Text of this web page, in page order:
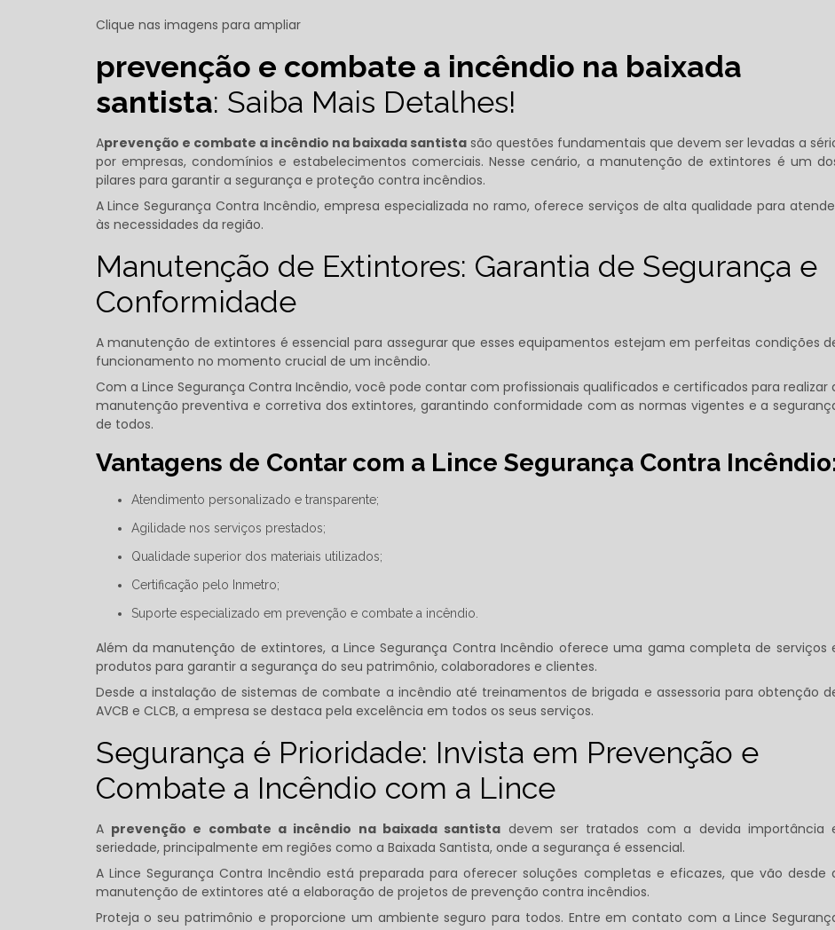
Clique nas imagens para ampliar
prevenção e combate a incêndio​ na baixada
santista: Saiba Mais Detalhes!
Aprevenção e combate a incêndio​ na baixada santistasão questões fundamentais que devem ser levadas a
por empresas, condomínios e estabelecimentos comerciais. Nesse cenário, a manutenção de extintores é um
pilares para garantir a segurança e proteção contra incêndios.
A Lince Segurança Contra Incêndio, empresa especializada no ramo, oferece serviços de alta qualidade para
às necessidades da região.
Manutenção de Extintores: Garantia de Segurança e
Conformidade
A manutenção de extintores é essencial para assegurar que esses equipamentos estejam em perfeitas condições
funcionamento no momento crucial de um incêndio.
Com a Lince Segurança Contra Incêndio, você pode contar com profissionais qualificados e certificados para realizar
manutenção preventiva e corretiva dos extintores, garantindo conformidade com as normas vigentes e a
de todos.
Vantagens de Contar com a Lince Segurança Contra Incêndio:
Atendimento personalizado e transparente;
Agilidade nos serviços prestados;
Qualidade superior dos materiais utilizados;
Certificação pelo Inmetro;
Suporte especializado em prevenção e combate a incêndio.
Além da manutenção de extintores, a Lince Segurança Contra Incêndio oferece uma gama completa de serviços
produtos para garantir a segurança do seu patrimônio, colaboradores e clientes.
Desde a instalação de sistemas de combate a incêndio até treinamentos de brigada e assessoria para obtenção
AVCB e CLCB, a empresa se destaca pela excelência em todos os seus serviços.
Segurança é Prioridade: Invista em Prevenção e
Combate a Incêndio com a Lince
A prevenção e combate a incêndio​ na baixada santista devem ser tratados com a devida importância
seriedade, principalmente em regiões como a Baixada Santista, onde a segurança é essencial.
A Lince Segurança Contra Incêndio está preparada para oferecer soluções completas e eficazes, que vão desde
manutenção de extintores até a elaboração de projetos de prevenção contra incêndios.
Proteja o seu patrimônio e proporcione um ambiente seguro para todos. Entre em contato com a Lince